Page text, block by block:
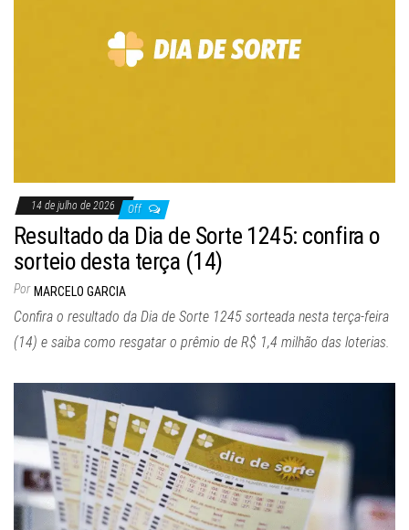
14 de julho de 2026 Off
Resultado da Dia de Sorte 1245: confira o
sorteio desta terça (14)
Por MARCELO GARCIA
Confira o resultado da Dia de Sorte 1245 sorteada nesta terça-feira
(14) e saiba como resgatar o prêmio de R$ 1,4 milhão das loterias.